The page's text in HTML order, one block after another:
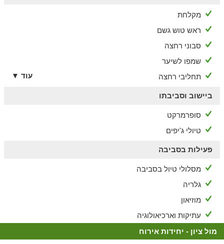
מקלחת
ראש טוש גשם
סבוני רחצה
שמפו לשיער
תחליבי רחצה
עוד ▼
ביישוב וסביבתו
סופרמרקט
טיולי ג'יפים
פעילות בסביבה
מסלולי טיול בסביבה
גלריה
מוזיאון
עתיקות וארכיאולוגיה
מול ציון - יחידות אירוח